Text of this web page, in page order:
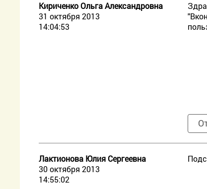
Кириченко Ольга Александровна
31 октября 2013
14:04:53
Лактионова Юлия Сергеевна
30 октября 2013
14:55:02